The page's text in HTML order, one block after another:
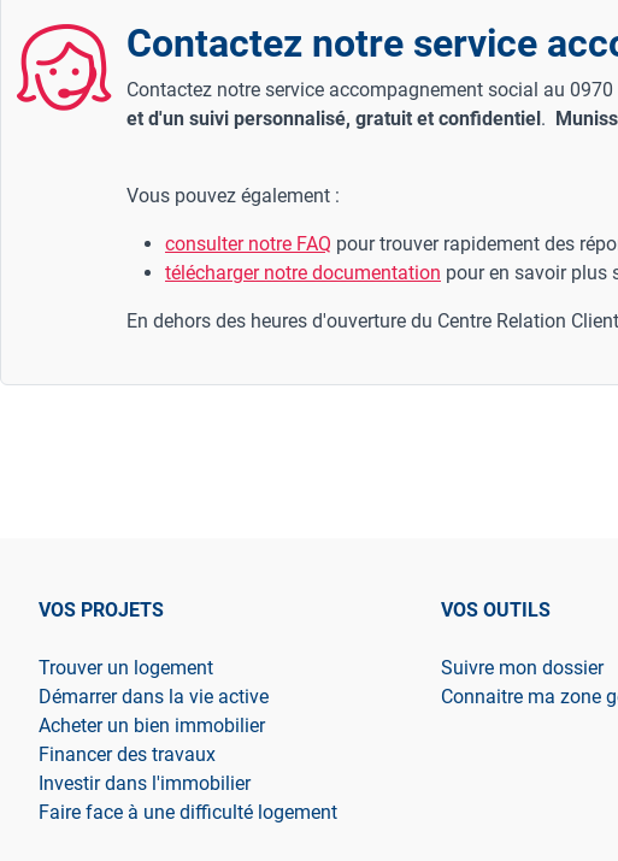
Contactez notre service
Contactez notre service accompagnement social au
et d'un suivi personnalisé, gratuit et confidentiel .
Vous pouvez également :
consulter notre FAQ pour trouver rapidement des
télécharger notre documentation pour en savoir plus
En dehors des heures d'ouverture du Centre Relation
VOS PROJETS
Trouver un logement
Démarrer dans la vie active
Acheter un bien immobilier
Financer des travaux
Investir dans l'immobilier
Faire face à une difficulté logement
VOS OUTILS
Suivre mon dossier
Connaitre ma zone